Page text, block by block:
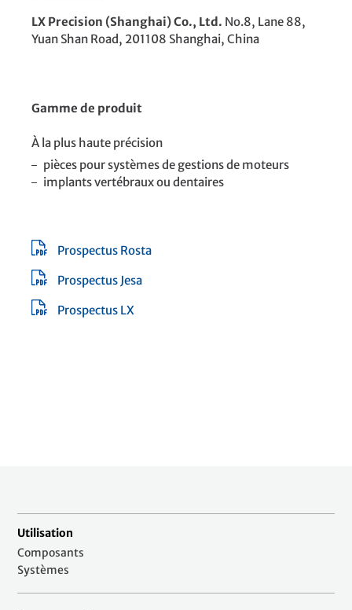
LX Precision (Shanghai) Co., Ltd. No.8, Lane 88,
Yuan Shan Road, 201108 Shanghai, China
Gamme de produit
À la plus haute précision
pièces pour systèmes de gestions de moteurs
implants vertébraux ou dentaires
Prospectus Rosta
Prospectus Jesa
Prospectus LX
Utilisation
Composants
Systèmes